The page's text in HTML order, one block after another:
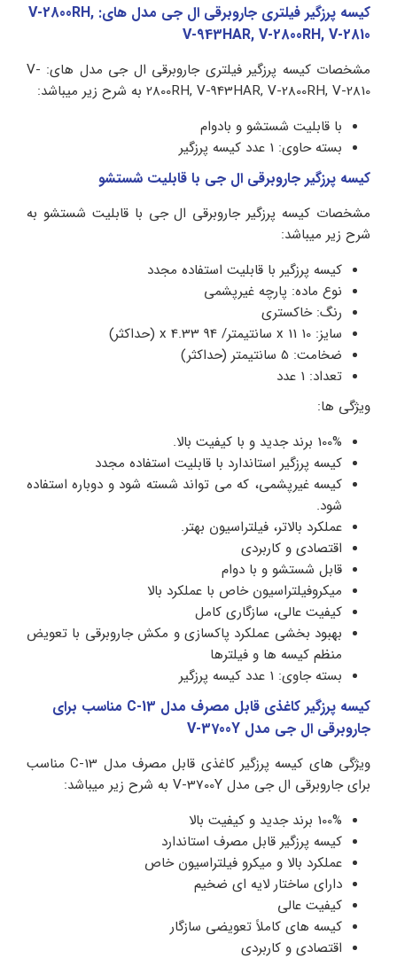
کیسه پرزگیر فیلتری جاروبرقی ال جی مدل های: V-2800RH,
V-943HAR, V-2800RH, V-2810
مشخصات کیسه پرزگیر فیلتری جاروبرقی ال جی مدل های: V-
2800RH, V-943HAR, V-2800RH, V-2810 به شرح زیر میباشد:
با قابلیت شستشو و بادوام
بسته حاوی: 1 عدد کیسه پرزگیر
کیسه پرزگیر جاروبرقی ال جی با قابلیت شستشو
مشخصات کیسه پرزگیر جاروبرقی ال جی با قابلیت شستشو به
شرح زیر میباشد:
کیسه پرزگیر با قابلیت استفاده مجدد
نوع ماده: پارچه غیرپشمی
رنگ: خاکستری
سایز: 10 x 11 سانتیمتر/ 94 x 4.33 (حداکثر)
ضخامت: 5 سانتیمتر (حداکثر)
تعداد: 1 عدد
ویژگی ها:
100% برند جدید و با کیفیت بالا.
کیسه پرزگیر استاندارد با قابلیت استفاده مجدد
کیسه غیرپشمی، که می تواند شسته شود و دوباره استفاده
شود.
عملکرد بالاتر، فیلتراسیون بهتر.
اقتصادی و کاربردی
قابل شستشو و با دوام
میکروفیلتراسیون خاص با عملکرد بالا
کیفیت عالی، سازگاری کامل
بهبود بخشی عملکرد پاکسازی و مکش جاروبرقی با تعویض
منظم کیسه ها و فیلترها
بسته جاوی: 1 عدد کیسه پرزگیر
کیسه پرزگیر کاغذی قابل مصرف مدل C-13 مناسب برای
جاروبرقی ال جی مدل V-3700Y
ویژگی های کیسه پرزگیر کاغذی قابل مصرف مدل C-13 مناسب
برای جاروبرقی ال جی مدل V-3700Y به شرح زیر میباشد:
100% برند جدید و کیفیت بالا
کیسه پرزگیر قابل مصرف استاندارد
عملکرد بالا و میکرو فیلتراسیون خاص
دارای ساختار لایه ای ضخیم
کیفیت عالی
کیسه های کاملاً تعویضی سازگار
اقتصادی و کاربردی